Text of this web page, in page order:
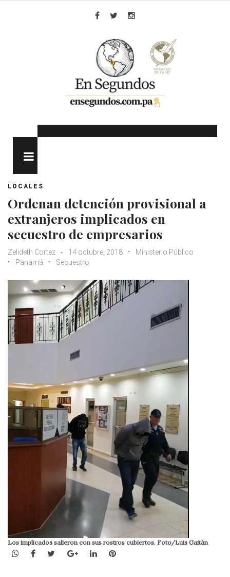
LOCALES
Ordenan detención provisional a
extranjeros implicados en
secuestro de empresarios
Zelideth Cortez 14 octubre, 2018
Ministerio Público
Panamá
Secuestro
Los implicados salieron con sus rostros cubiertos. Foto/Luis Gaitán
WhatsApp
Facebook
TwitterGoogle+LinkedInPinterest